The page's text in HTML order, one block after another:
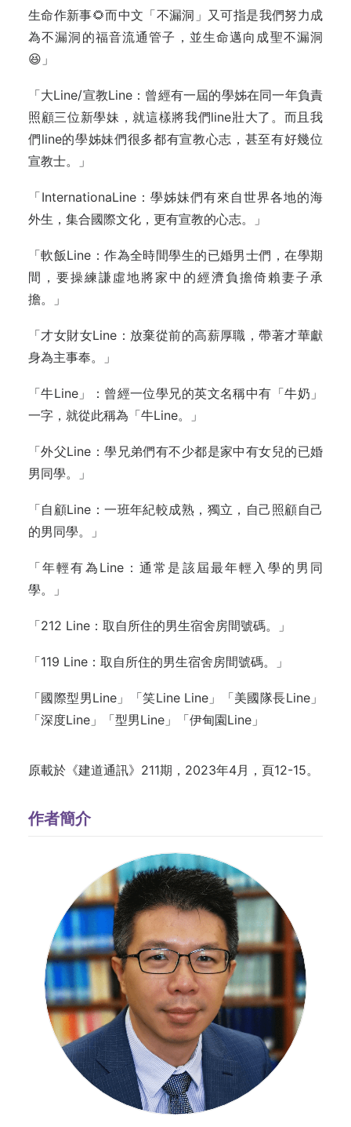
生命作新事🌻而中文「不漏洞」又可指是我們努力成
為不漏洞的福音流通管子，並生命邁向成聖不漏洞
😆」
「大Line/宣教Line：曾經有一屆的學姊在同一年負責
照顧三位新學妹，就這樣將我們line壯大了。而且我
們line的學姊妹們很多都有宣教心志，甚至有好幾位
宣教士。」
「InternationaLine：學姊妹們有來自世界各地的海
外生，集合國際文化，更有宣教的心志。」
「軟飯Line：作為全時間學生的已婚男士們，在學期
間，要操練謙虛地將家中的經濟負擔倚賴妻子承
擔。」
「才女財女Line：放棄從前的高薪厚職，帶著才華獻
身為主事奉。」
「牛Line」：曾經一位學兄的英文名稱中有「牛奶」
一字，就從此稱為「牛Line。」
「外父Line：學兄弟們有不少都是家中有女兒的已婚
男同學。」
「自顧Line：一班年紀較成熟，獨立，自己照顧自己
的男同學。」
「年輕有為Line：通常是該屆最年輕入學的男同
學。」
「212 Line：取自所住的男生宿舍房間號碼。」
「119 Line：取自所住的男生宿舍房間號碼。」
「國際型男Line」「笑Line Line」「美國隊長Line」
「深度Line」「型男Line」「伊甸園Line」
原載於《建道通訊》211期，2023年4月，頁12-15。
作者簡介